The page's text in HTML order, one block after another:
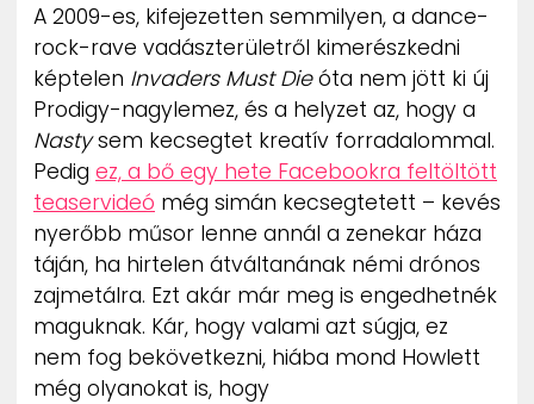
A 2009-es, kifejezetten semmilyen, a dance-
rock-rave vadászterületről kimerészkedni
képtelen Invaders Must Dieóta nem jött ki új
Prodigy-nagylemez, és a helyzet az, hogy a
Nastysem kecsegtet kreatív forradalommal.
Pedig ez, a bő egy hete Facebookra feltöltött
teaservideó még simán kecsegtetett – kevés
nyerőbb műsor lenne annál a zenekar háza
táján, ha hirtelen átváltanának némi drónos
zajmetálra. Ezt akár már meg is engedhetnék
maguknak. Kár, hogy valami azt súgja, ez
nem fog bekövetkezni, hiába mond Howlett
még olyanokat is, hogy